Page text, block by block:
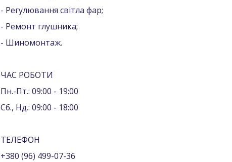
- Регулювання світла фар;
- Ремонт глушника;
- Шиномонтаж.
ЧАС РОБОТИ
Пн.-Пт.: 09:00 - 19:00
Сб., Нд.: 09:00 - 18:00
ТЕЛЕФОН
+380 (96) 499-07-36